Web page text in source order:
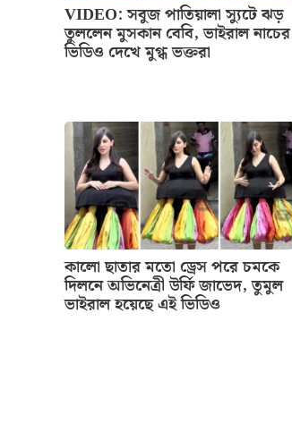
VIDEO: সবুজ পাতিয়ালা স্যুটে ঝড়
তুললেন মুসকান বেবি, ভাইরাল নাচের
ভিডিও দেখে মুগ্ধ ভক্তরা
কালো ছাতার মতো ড্রেস পরে চমকে
দিলনে অভিনেত্রী উর্ফি জাভেদ, তুমুল
ভাইরাল হয়েছে এই ভিডিও